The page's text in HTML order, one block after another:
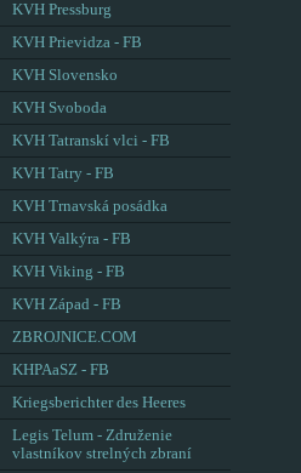
KVH Pressburg
KVH Prievidza - FB
KVH Slovensko
KVH Svoboda
KVH Tatranskí vlci - FB
KVH Tatry - FB
KVH Trnavská posádka
KVH Valkýra - FB
KVH Viking - FB
KVH Západ - FB
ZBROJNICE.COM
KHPAaSZ - FB
Kriegsberichter des Heeres
Legis Telum - Združenie
vlastníkov strelných zbraní